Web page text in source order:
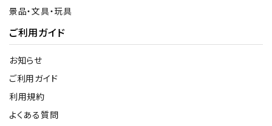
景品・文具・玩具
ご利用ガイド
お知らせ
ご利用ガイド
利用規約
よくある質問